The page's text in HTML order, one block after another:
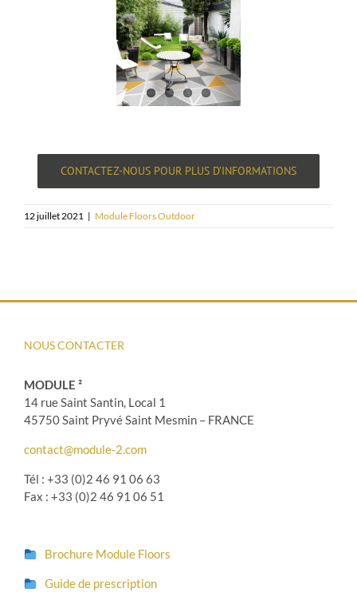
CONTACTEZ-NOUS POUR PLUS D’INFORMATIONS
12 juillet 2021 | Module Floors Outdoor
NOUS CONTACTER
MODULE ²
14 rue Saint Santin, Local 1
45750 Saint Pryvé Saint Mesmin – FRANCE
contact@module-2.com
Tél : +33 (0)2 46 91 06 63
Fax : +33 (0)2 46 91 06 51
Brochure Module Floors
Guide de prescription